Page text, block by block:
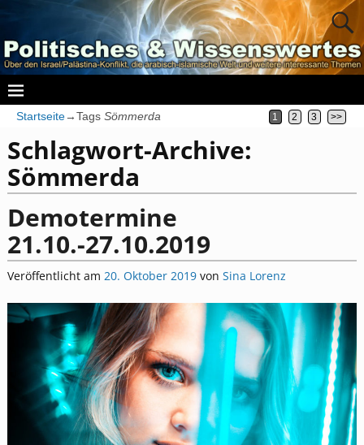
Startseite→Tags Sömmerda 1 2 3 >>
Schlagwort-Archive:
Sömmerda
Demotermine
21.10.-27.10.2019
Veröffentlicht am 20. Oktober 2019 von Sina Lorenz